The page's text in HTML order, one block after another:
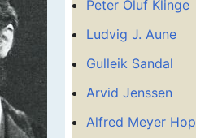
Peter Oluf Klinge
Ludvig J. Aune
Gulleik Sandal
Arvid Jenssen
Alfred Meyer Hope